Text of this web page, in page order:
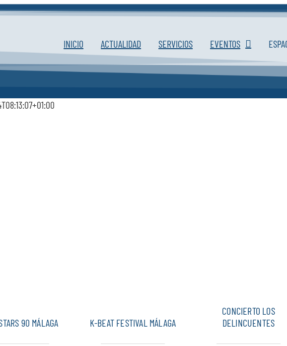
INICIO ACTUALIDAD SERVICIOS EVENTOS
90 MÁLAGA K-BEAT FESTIVAL MÁLAGA
CONCIERTO LOS
DELINCUENTES